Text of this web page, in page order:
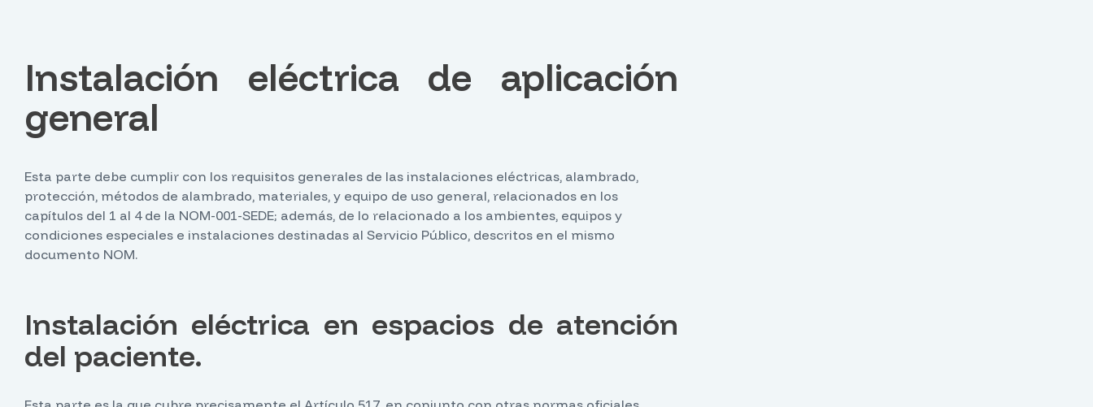
Instalación eléctrica de aplicación
general
Esta parte debe cumplir con los requisitos generales de las instalaciones eléctricas, alambrado,
protección, métodos de alambrado, materiales, y equipo de uso general, relacionados en los
capítulos del 1 al 4 de la NOM-001-SEDE; además, de lo relacionado a los ambientes, equipos y
condiciones especiales e instalaciones destinadas al Servicio Público, descritos en el mismo
documento NOM.
Instalación eléctrica en espacios de atención
del paciente.